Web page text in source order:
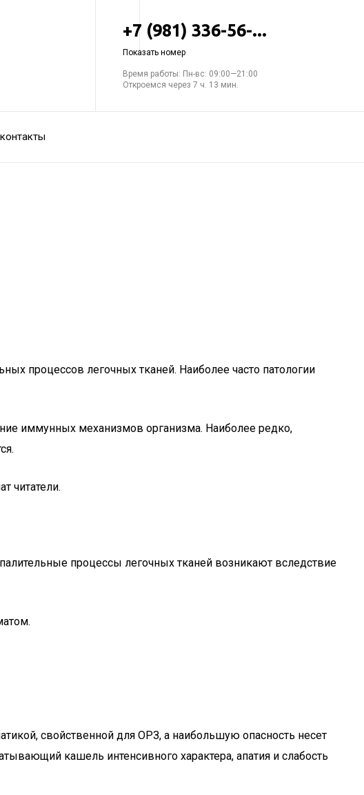
+7 (981) 336-56-...
Показать номер
Время работы: Пн-вс: 09:00—21:00
Откроемся через 7 ч. 13 мин.
процессов легочных тканей. Наиболее часто патологии
иммунных механизмов организма. Наиболее редко,
читатели.
процессы легочных тканей возникают вследствие
свойственной для ОРЗ, а наибольшую опасность несет
кашель интенсивного характера, апатия и слабость